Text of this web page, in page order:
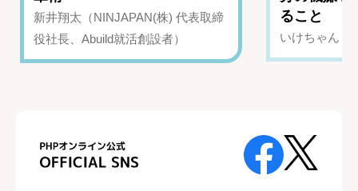
新井翔太（NINJAPAN(株) 代表取締
役社長、Abuild就活創設者）
ること
いけちゃん（